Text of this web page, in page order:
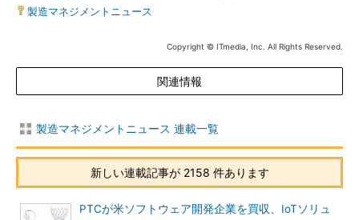
製造マネジメントニュース
Copyright © ITmedia, Inc. All Rights Reserved.
関連情報
製造マネジメントニュース 連載一覧
新しい連載記事が 2158 件あります
PTCが米ソフトウェア開発企業を買収、IoTソリュ